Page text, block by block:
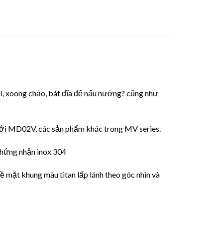
xoong chảo, bát đĩa để nấu nướng? cũng như
MD02V, các sản phẩm khác trong MV series.
nhận inox 304
mặt khung màu titan lấp lánh theo góc nhìn và